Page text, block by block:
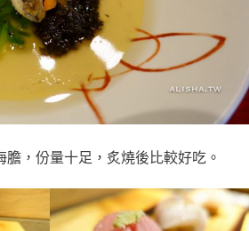
，份量十足，炙燒後比較好吃。